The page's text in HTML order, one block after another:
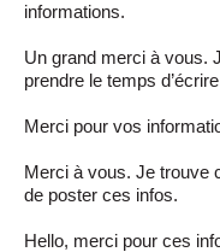
informations.
Un grand merci à vous.
prendre le temps
Merci pour vos
Merci à vous. Je trouve
de poster ces infos.
Hello, merci pour ces